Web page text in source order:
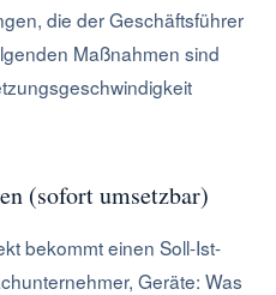
die der Geschäftsführer
Maßnahmen sind
(sofort umsetzbar)
bekommt einen Soll-Ist-
Geräte: Was